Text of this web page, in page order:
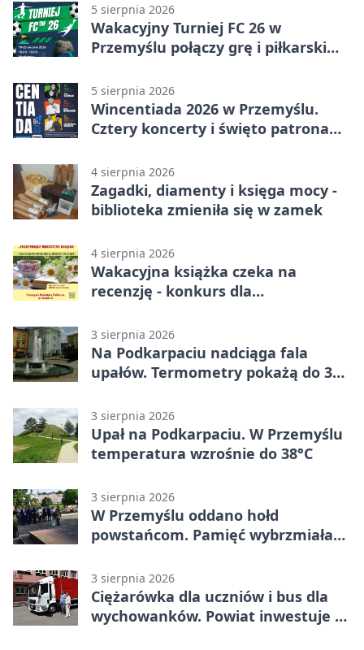
5 sierpnia 2026
Wakacyjny Turniej FC 26 w
Przemyślu połączy grę i piłkarski
5 sierpnia 2026
Wincentiada 2026 w Przemyślu.
Cztery koncerty i święto patrona
4 sierpnia 2026
Zagadki, diamenty i księga mocy -
biblioteka zmieniła się w zamek
4 sierpnia 2026
Wakacyjna książka czeka na
recenzję - konkurs dla
3 sierpnia 2026
Na Podkarpaciu nadciąga fala
upałów. Termometry pokażą do 36
3 sierpnia 2026
Upał na Podkarpaciu. W Przemyślu
temperatura wzrośnie do 38°C
3 sierpnia 2026
W Przemyślu oddano hołd
powstańcom. Pamięć wybrzmiała
3 sierpnia 2026
Ciężarówka dla uczniów i bus dla
wychowanków. Powiat inwestuje w